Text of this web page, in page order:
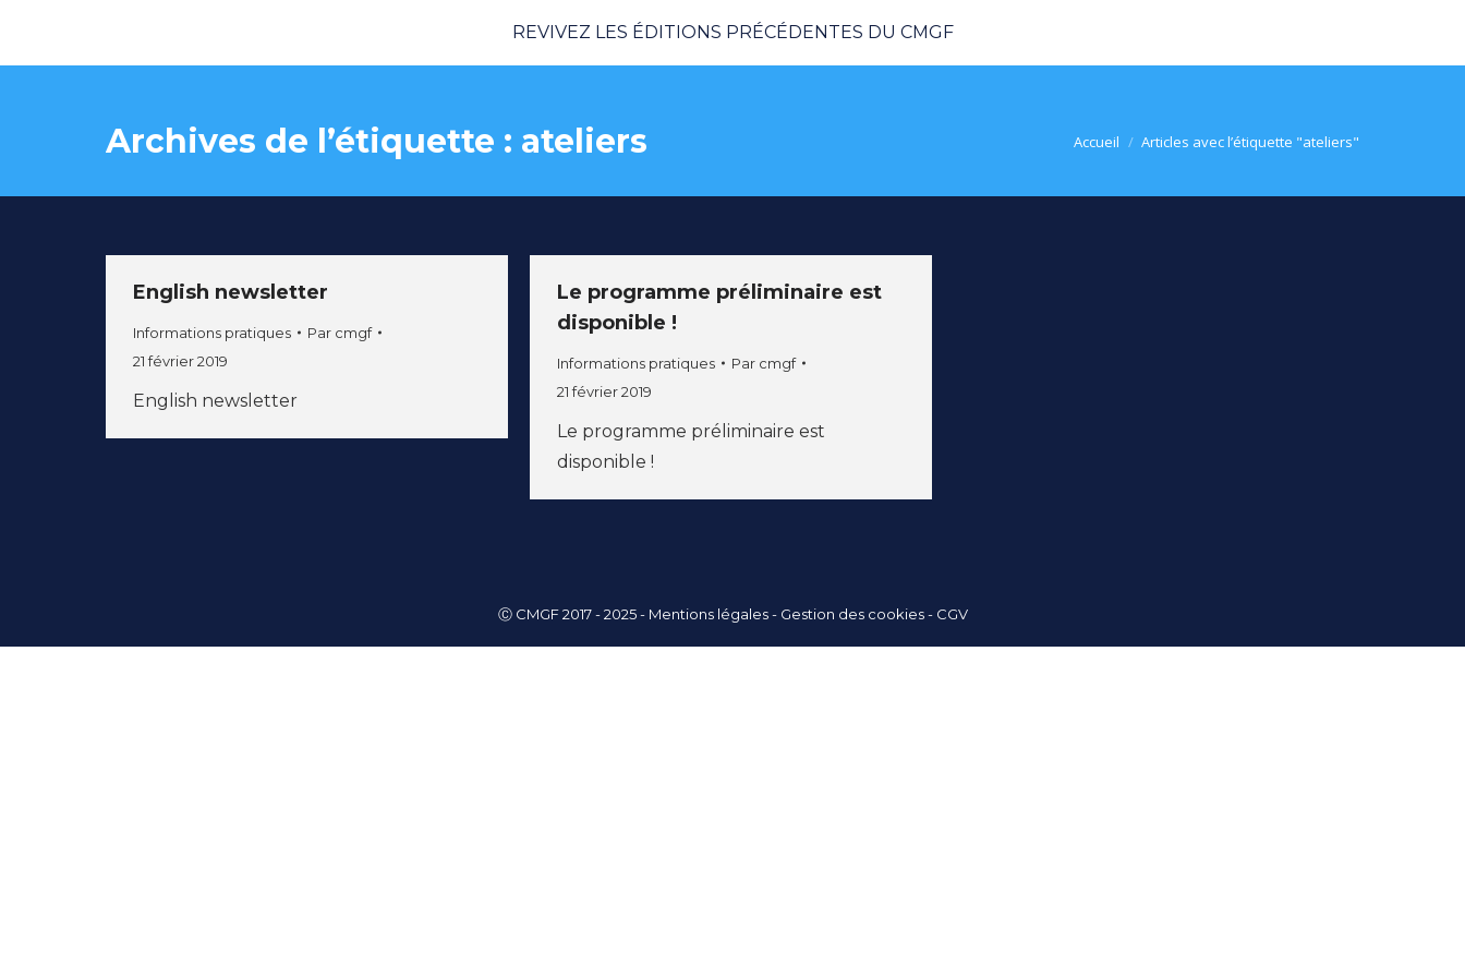
REVIVEZ LES ÉDITIONS PRÉCÉDENTES DU CMGF
Archives de l’étiquette : ateliers Vous êtes ici :
Accueil Articles avec l’étiquette "ateliers"
English newsletter
Informations pratiques Par cmgf
21 février 2019
English newsletter
Le programme préliminaire est
disponible !
Informations pratiques Par cmgf
21 février 2019
Le programme préliminaire est
disponible !
Ⓒ CMGF 2017 - 2025 - Mentions légales- Gestion des cookies- CGV